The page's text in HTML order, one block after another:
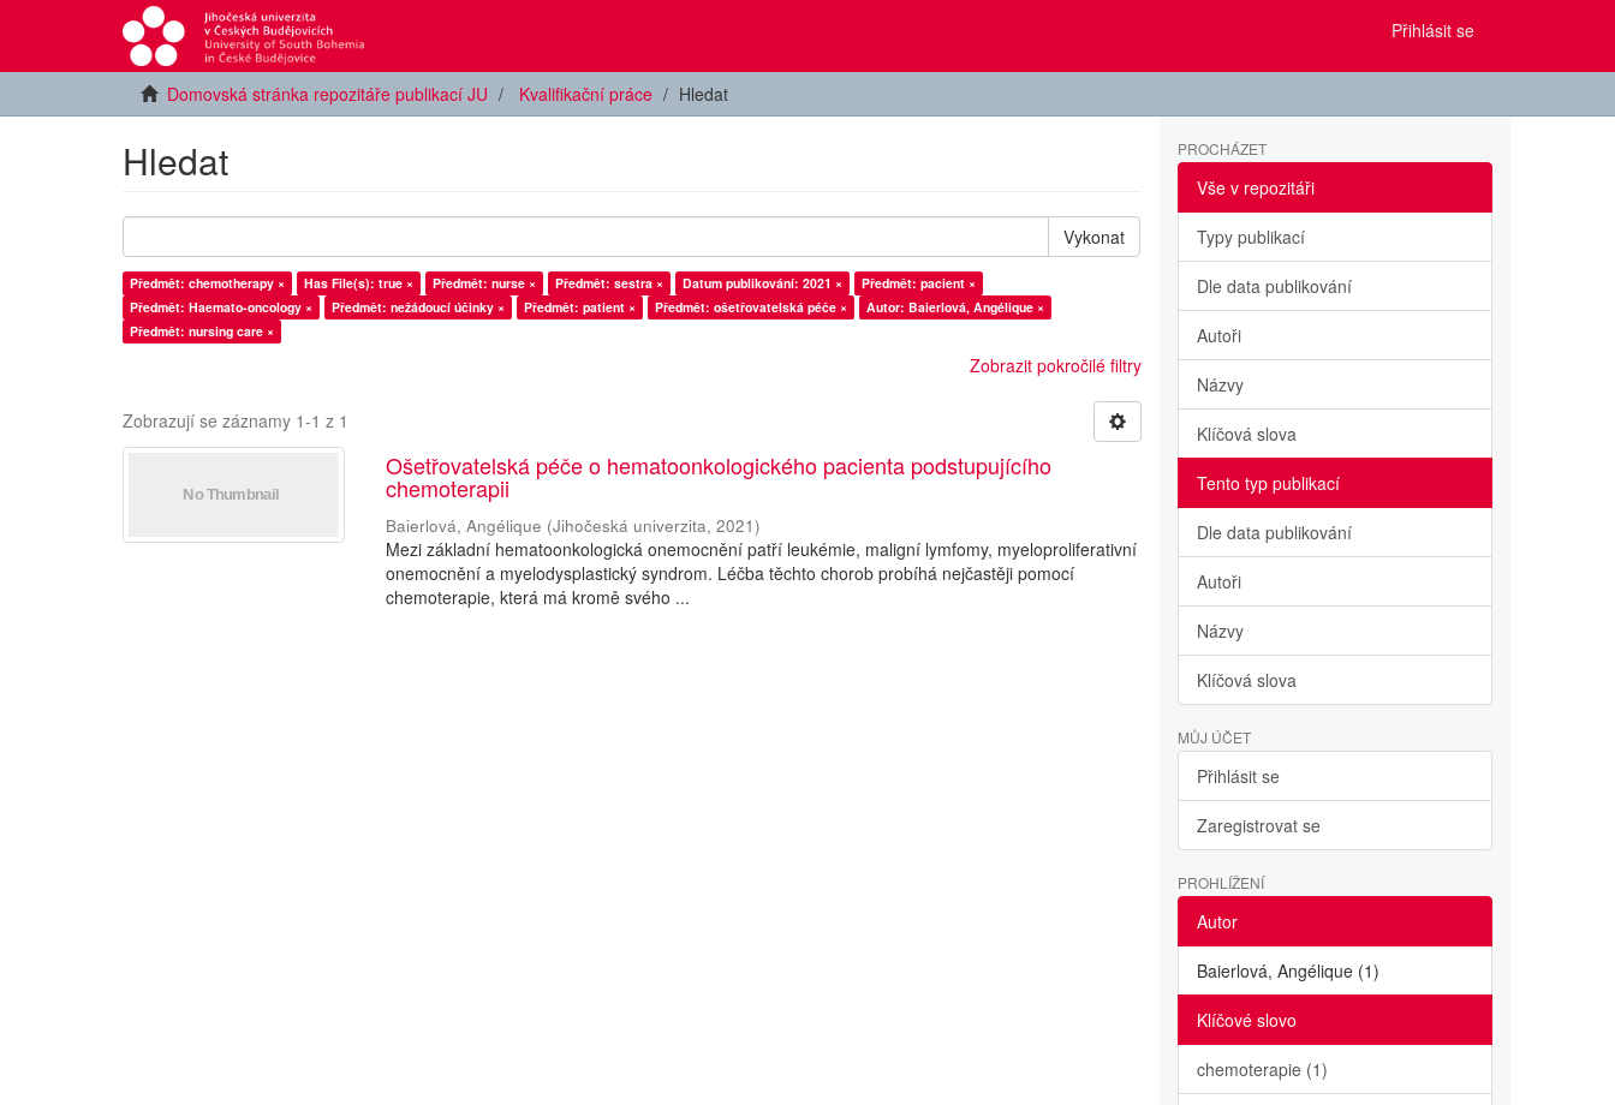
Přihlásit se
Domovská stránka repozitáře publikací JU Kvalifikační práce Hledat
Hledat
Vykonat
Předmět: chemotherapy × Has File(s): true × Předmět: nurse × Předmět: sestra × Datum publikování: 2021 ×
Předmět: pacient ×
Předmět: Haemato-oncology ×
Předmět: nežádoucí účinky × Předmět: patient × Předmět: ošetřovatelská péče ×
Autor: Baierlová, Angélique ×
Předmět: nursing care ×
Zobrazit pokročilé filtry
Zobrazují se záznamy 1-1 z 1
Ošetřovatelská péče o hematoonkologického pacienta podstupujícího
chemoterapii
Baierlová, Angélique (Jihočeská univerzita,2021)
Mezi základní hematoonkologická onemocnění patří leukémie, maligní lymfomy, myeloproliferativní
onemocnění a myelodysplastický syndrom. Léčba těchto chorob probíhá nejčastěji pomocí
chemoterapie, která má kromě svého ...
PROCHÁZET
Vše v repozitáři
Typy publikací
Dle data publikování
Autoři
Názvy
Klíčová slova
Tento typ publikací
Dle data publikování
Autoři
Názvy
Klíčová slova
MŮJ ÚČET
Přihlásit se
Zaregistrovat se
PROHLÍŽENÍ
Autor
Baierlová, Angélique (1)
Klíčové slovo
chemoterapie (1)